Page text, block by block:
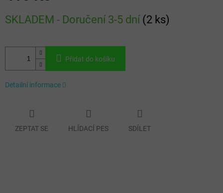
cena:
SKLADEM - Doručení 3-5 dní (2 ks)
Přidat do košíku
Detailní informace
ZEPTAT SE HLÍDACÍ PES SDÍLET